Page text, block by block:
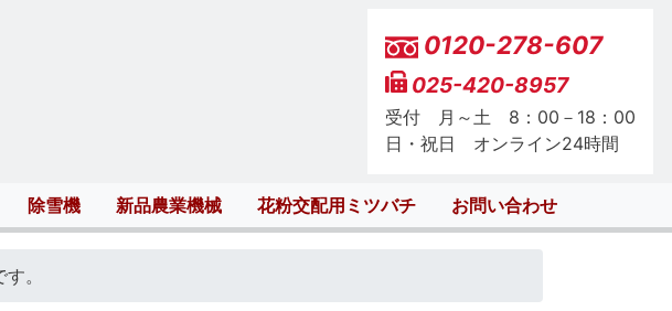
0120-278-607
025-420-8957
受付 月～土 8：00－18：00
日・祝日 オンライン24時間
除雪機 新品農業機械 花粉交配用ミツバチ お問い合わせ
。